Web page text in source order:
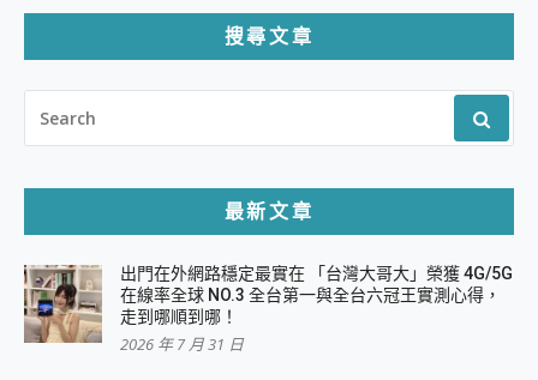
頁
搜尋文章
FOR:
最新文章
出門在外網路穩定最實在 「台灣大哥大」榮獲 4G/5G
在線率全球 NO.3 全台第一與全台六冠王實測心得，
走到哪順到哪！
2026 年 7 月 31 日